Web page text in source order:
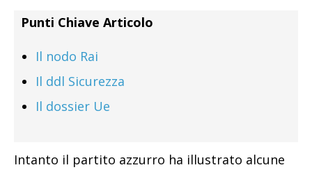
Punti Chiave Articolo
Il nodo Rai
Il ddl Sicurezza
Il dossier Ue
Intanto il partito azzurro ha illustrato alcune